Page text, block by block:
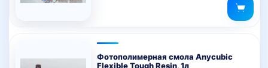
Фотополимерная смола Anycubic
Flexible Tough Resin, 1л